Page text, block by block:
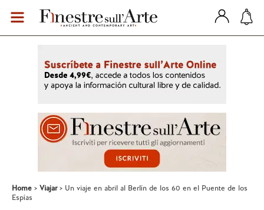
Home Viajar
Un viaje en abril al Berlín de los 60 en el Puente de los
Espías